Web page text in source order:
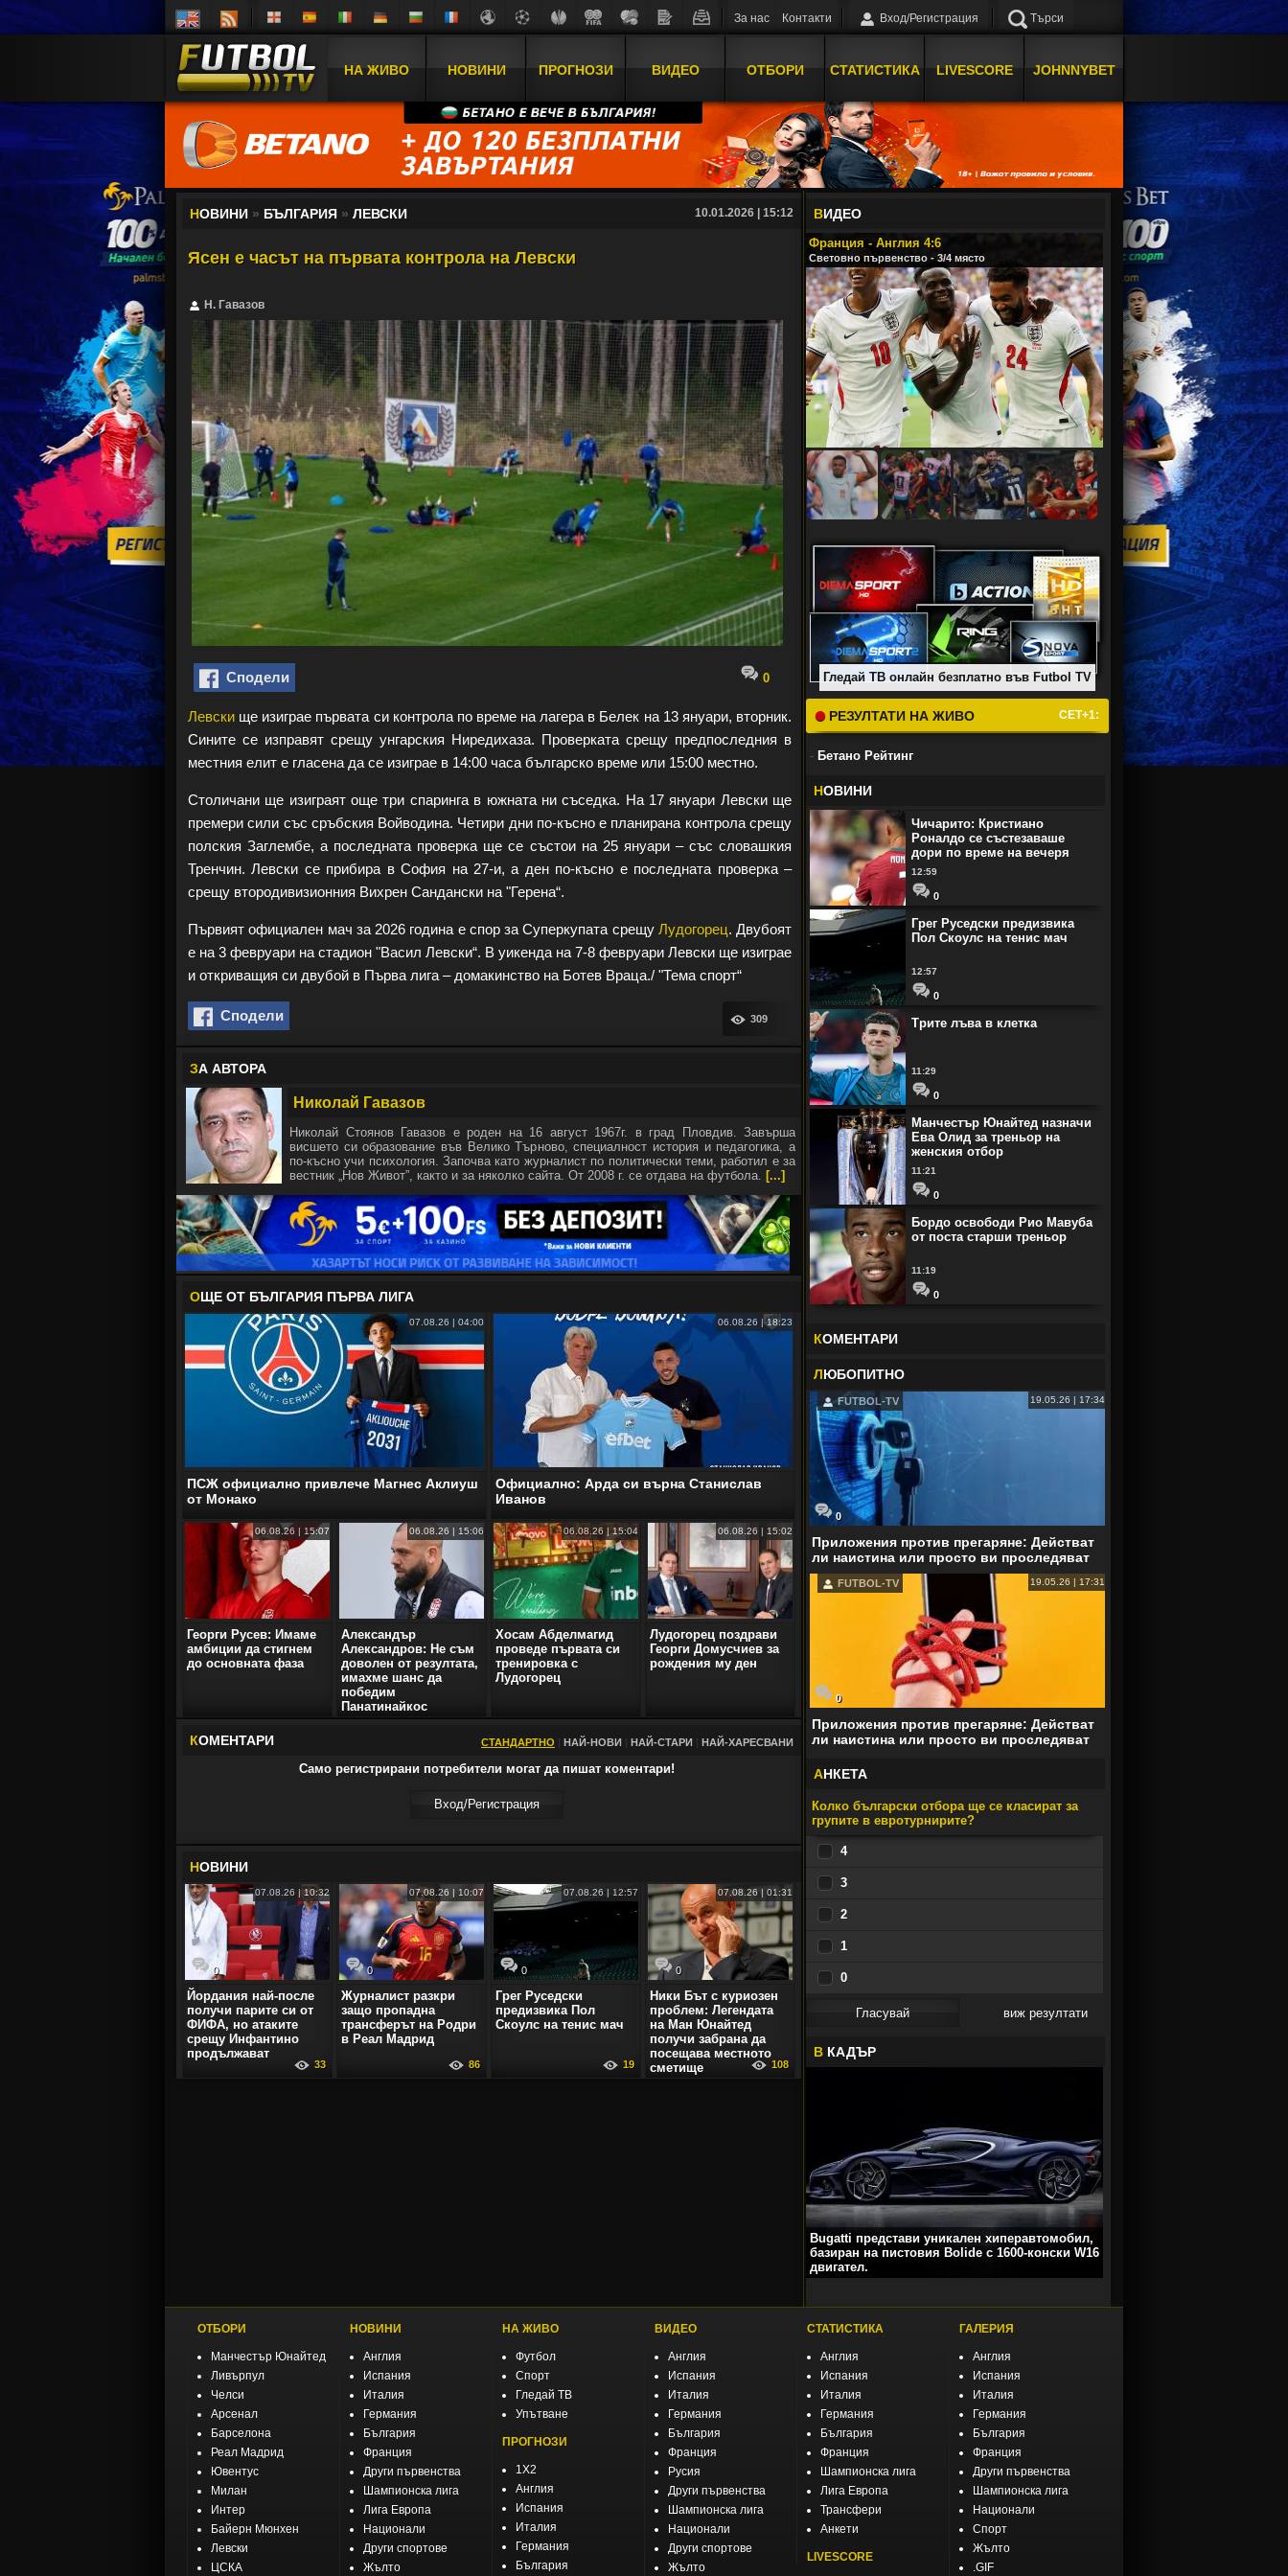
За нас Контакти Вход/Регистрация Търси
НА ЖИВО НОВИНИ ПРОГНОЗИ ВИДЕО ОТБОРИ СТАТИСТИКА LIVESCORE JOHNNYBET
НОВИНИ » БЪЛГАРИЯ » ЛЕВСКИ 10.01.2026 | 15:12
Ясен е часът на първата контрола на Левски
Н. Гавазов
Сподели 0
Левски ще изиграе първата си контрола по време на лагера в Белек на 13 януари, вторник.
Сините се изправят срещу унгарския Ниредихаза. Проверката срещу предпоследния в
местния елит е гласена да се изиграе в 14:00 часа българско време или 15:00 местно.
Столичани ще изиграят още три спаринга в южната ни съседка. На 17 януари Левски ще
премери сили със сръбския Войводина. Четири дни по-късно е планирана контрола срещу
полския Заглембе, а последната проверка ще се състои на 25 януари – със словашкия
Тренчин. Левски се прибира в София на 27-и, а ден по-късно е последната проверка –
срещу втородивизионния Вихрен Сандански на "Герена“.
Първият официален мач за 2026 година е спор за Суперкупата срещу Лудогорец. Двубоят
е на 3 февруари на стадион "Васил Левски“. В уикенда на 7-8 февруари Левски ще изиграе
и откриващия си двубой в Първа лига – домакинство на Ботев Враца./ "Тема спорт“
Сподели 309
ЗА АВТОРА
Николай Гавазов
Николай Стоянов Гавазов е роден на 16 август 1967г. в град Пловдив. Завърша
висшето си образование във Велико Търново, специалност история и педагогика, а
по-късно учи психология. Започва като журналист по политически теми, работил е за
вестник „Нов Живот”, както и за няколко сайта. От 2008 г. се отдава на футбола. [...]
ОЩЕ ОТ БЪЛГАРИЯ ПЪРВА ЛИГА
07.08.26 | 04:00
ПСЖ официално привлече Магнес Аклиуш
от Монако
06.08.26 | 18:23
Официално: Арда си върна Станислав
Иванов
06.08.26 | 15:07
Георги Русев: Имаме
амбиции да стигнем
до основната фаза
06.08.26 | 15:06
Александър
Александров: Не съм
доволен от резултата,
имахме шанс да
победим
Панатинайкос
06.08.26 | 15:04
Хосам Абделмагид
проведе първата си
тренировка с
Лудогорец
06.08.26 | 15:02
Лудогорец поздрави
Георги Домусчиев за
рождения му ден
КОМЕНТАРИ СТАНДАРТНО НАЙ-НОВИ НАЙ-СТАРИ НАЙ-ХАРЕСВАНИ
Само регистрирани потребители могат да пишат коментари!
Вход/Регистрaция
НОВИНИ
0
07.08.26 | 10:32
Йордания най-после
получи парите си от
ФИФА, но атаките
срещу Инфантино
продължават
33
0
07.08.26 | 10:07
Журналист разкри
защо пропадна
трансферът на Родри
в Реал Мадрид
86
0
07.08.26 | 12:57
Грег Руседски
предизвика Пол
Скоулс на тенис мач
19
0
07.08.26 | 01:31
Ники Бът с куриозен
проблем: Легендата
на Ман Юнайтед
получи забрана да
посещава местното
сметище
108
ВИДЕО
Франция - Англия 4:6
Световно първенство - 3/4 място
Гледай ТВ онлайн безплатно във Futbol TV
РЕЗУЛТАТИ НА ЖИВО СЕТ+1:
- Бетано Рейтинг
НОВИНИ
Чичарито: Кристиано
Роналдо се състезаваше
дори по време на вечеря
12:59
0
Грег Руседски предизвика
Пол Скоулс на тенис мач
12:57
0
Трите лъва в клетка
11:29
0
Манчестър Юнайтед назначи
Ева Олид за треньор на
женския отбор
11:21
0
Бордо освободи Рио Мавуба
от поста старши треньор
11:19
0
КОМЕНТАРИ
ЛЮБОПИТНО
FUTBOL-TV 19.05.26 | 17:34
0
Приложения против прегаряне: Действат
ли наистина или просто ви проследяват
FUTBOL-TV 19.05.26 | 17:31
0
Приложения против прегаряне: Действат
ли наистина или просто ви проследяват
АНКЕТА
Колко български отбора ще се класират за
групите в евротурнирите?
4
3
2
1
0
виж резултати
В КАДЪР
Bugatti представи уникален хиперавтомобил,
базиран на пистовия Bolide с 1600-конски W16
двигател.
ОТБОРИ
Манчестър Юнайтед
Ливърпул
Челси
Арсенал
Барселона
Реал Мадрид
Ювентус
Милан
Интер
Байерн Мюнхен
Левски
ЦСКА
НОВИНИ
Англия
Испания
Италия
Германия
България
Франция
Други първенства
Шампионска лига
Лига Европа
Национали
Други спортове
Жълто
НА ЖИВО
Футбол
Спорт
Гледай ТВ
Упътване
ПРОГНОЗИ
1X2
Англия
Испания
Италия
Германия
България
ВИДЕО
Англия
Испания
Италия
Германия
България
Франция
Русия
Други първенства
Шампионска лига
Национали
Други спортове
Жълто
СТАТИСТИКА
Англия
Испания
Италия
Германия
България
Франция
Шампионска лига
Лига Европа
Трансфери
Анкети
LIVESCORE
ГАЛЕРИЯ
Англия
Испания
Италия
Германия
България
Франция
Други първенства
Шампионска лига
Национали
Спорт
Жълто
.GIF